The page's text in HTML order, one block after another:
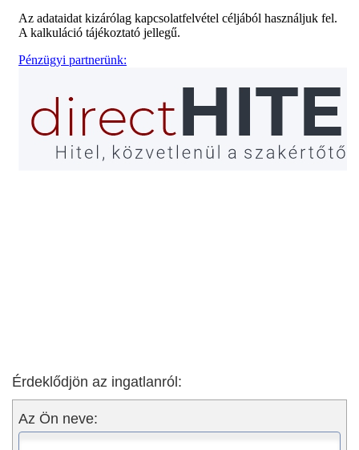
Érdeklődjön az ingatlanról:
Az Ön neve: